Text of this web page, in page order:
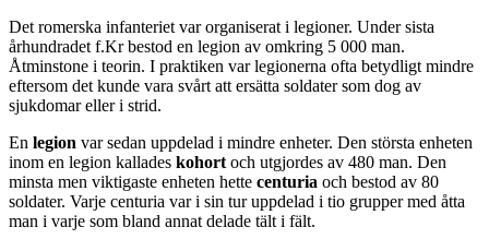
Det romerska infanteriet var organiserat i legioner. Under sista
århundradet f.Kr bestod en legion av omkring 5 000 man.
Åtminstone i teorin. I praktiken var legionerna ofta betydligt mindre
eftersom det kunde vara svårt att ersätta soldater som dog av
sjukdomar eller i strid.
En legion var sedan uppdelad i mindre enheter. Den största enheten
inom en legion kallades kohort och utgjordes av 480 man. Den
minsta men viktigaste enheten hette centuria och bestod av 80
soldater. Varje centuria var i sin tur uppdelad i tio grupper med åtta
man i varje som bland annat delade tält i fält.